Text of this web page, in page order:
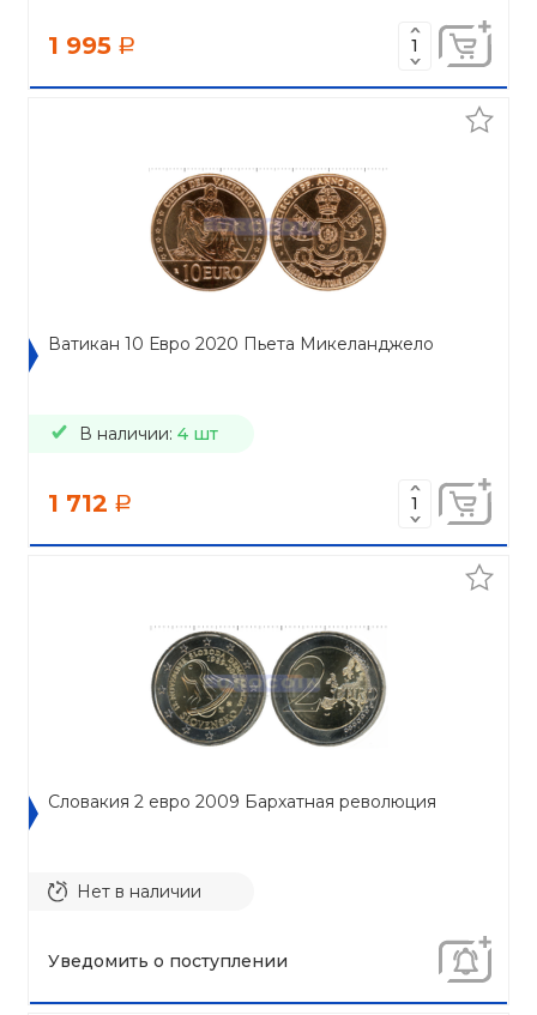
1 995 a
Ватикан 10 Евро 2020 Пьета Микеланджело
В наличии: 4 шт
1 712 a
Словакия 2 евро 2009 Бархатная революция
Нет в наличии
Уведомить о поступлении